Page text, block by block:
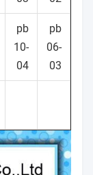
pb
06-
03
pb
10-
04